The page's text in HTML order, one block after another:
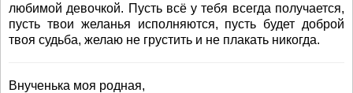
любимой девочкой. Пусть всё у тебя всегда получается,
пусть твои желанья исполняются, пусть будет доброй
твоя судьба, желаю не грустить и не плакать никогда.
Внученька моя родная,